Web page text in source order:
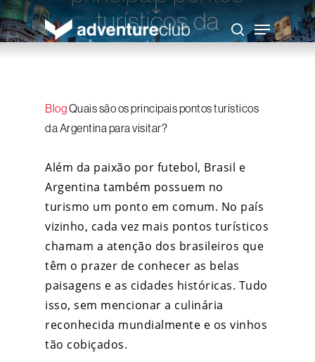
Skip
to
main
content
search
Menu
turísticos da
Argentina para
Adventure Club
BlogQuais são os principais pontos turísticos
da Argentina para visitar?
Além da paixão por futebol, Brasil e
Argentina também possuem no
turismo um ponto em comum. No país
vizinho, cada vez mais pontos turísticos
chamam a atenção dos brasileiros que
têm o prazer de conhecer as belas
paisagens e as cidades históricas. Tudo
isso, sem mencionar a culinária
reconhecida mundialmente e os vinhos
tão cobiçados.